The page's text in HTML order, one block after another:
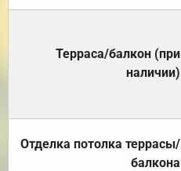
Терраса/балкон (при
наличии)
Отделка потолка террасы/
балкона